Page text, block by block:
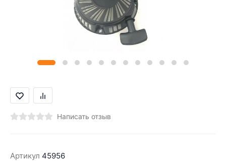
Написать отзыв
Артикул 45956